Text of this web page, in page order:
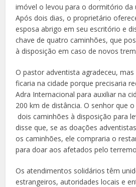
imóvel o levou para o dormitório da
Após dois dias, o proprietário
esposa abrigo em seu escritório e
chave de quatro caminhões, que
à disposição em caso de novos
O pastor adventista agradeceu,
ficaria na cidade porque precisaria
Adra Internacional para auxiliar na
200 km de distância. O senhor que
dois caminhões à disposição para
disse que, se as doações
os caminhões, ele compraria o
para doar aos afetados pelo
Os atendimentos solidários têm
estrangeiros, autoridades locais e